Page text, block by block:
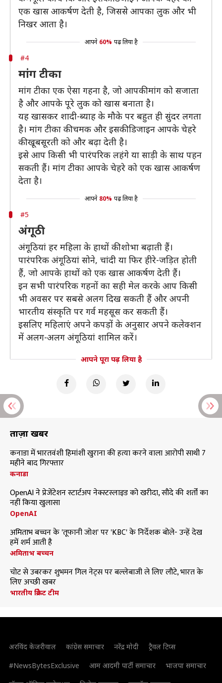
एक खास आकर्षण देती है, जिससे आपका लुक और भी
निखर आता है।
आपने 60% पढ़ लिया है
#4
मांग टीका
मांग टीका एक ऐसा गहना है, जो आपकी मांग को सजाता
है और आपके पूरे लुक को खास बनाता है।
यह खासकर शादी-ब्याह के मौके पर बहुत ही सुंदर लगता
है। मांग टीका की चमक और इसकी डिजाइन आपके चेहरे
की खूबसूरती को और बढ़ा देती है।
इसे आप किसी भी पारंपरिक लहंगे या साड़ी के साथ पहन
सकती हैं। मांग टीका आपके चेहरे को एक खास आकर्षण
देता है।
आपने 80% पढ़ लिया है
#5
अंगूठी
अंगूठियां हर महिला के हाथों की शोभा बढ़ाती हैं।
पारंपरिक अंगूठियां सोने, चांदी या फिर हीरे-जड़ित होती
हैं, जो आपके हाथों को एक खास आकर्षण देती हैं।
इन सभी पारंपरिक गहनों का सही मेल करके आप किसी
भी अवसर पर सबसे अलग दिख सकती हैं और अपनी
भारतीय संस्कृति पर गर्व महसूस कर सकती हैं।
इसलिए महिलाएं अपने कपड़ों के अनुसार अपने कलेक्शन
में अलग-अलग अंगूठियां शामिल करें।
आपने पूरा पढ़ लिया है
ताज़ा खबरें
कनाडा में भारतवंशी हिमांशी खुराना की हत्या करने वाला आरोपी साथी 7
महीने बाद गिरफ्तार
कनाडा
OpenAI ने प्रेजेंटेशन स्टार्टअप नेक्स्टस्लाइड को खरीदा, सौदे की शर्तों का
नहीं किया खुलासा
OpenAI
अमिताभ बच्चन के 'तूफानी जोश' पर 'KBC' के निर्देशक बोले- उन्हें देख
हमें शर्म आती है
अमिताभ बच्चन
चोट से उबरकर शुभमन गिल नेट्स पर बल्लेबाजी ले लिए लौटे, भारत के
लिए अच्छी खबर
भारतीय क्रिकेट टीम
अरविंद केजरीवाल कांग्रेस समाचार नरेंद्र मोदी
ट्रैवल टिप्स
#NewsBytesExclusive
आम आदमी पार्टी समाचार
भाजपा समाचार